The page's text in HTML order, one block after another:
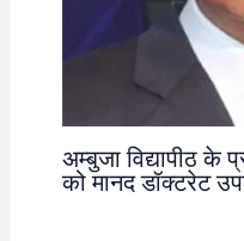
अम्बुजा विद्यापीठ के
को मानद डॉक्टरेट